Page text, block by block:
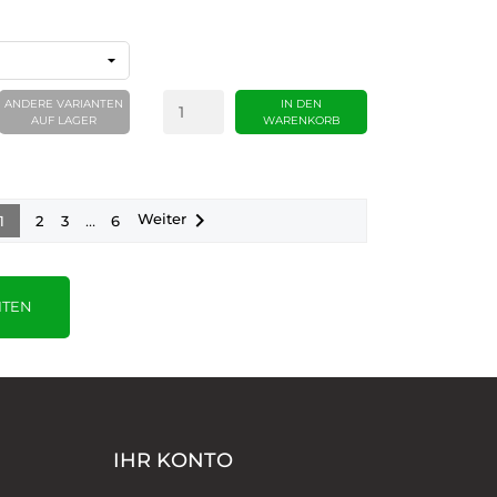
ANDERE VARIANTEN
AUF LAGER
IN DEN
WARENKORB
1 2 3 … 6 Weiter 
IHR KONTO